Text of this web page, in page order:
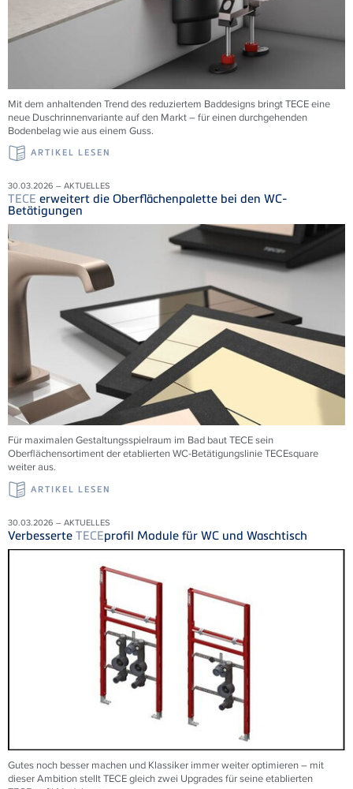
Mit dem anhaltenden Trend des reduziertem Baddesigns bringt TECE eine
neue Duschrinnenvariante auf den Markt – für einen durchgehenden
Bodenbelag wie aus einem Guss.
ARTIKEL LESEN
30.03.2026 – AKTUELLES
TECE erweitert die Oberflächenpalette bei den WC-
Betätigungen
Für maximalen Gestaltungsspielraum im Bad baut TECE sein
Oberflächensortiment der etablierten WC-Betätigungslinie TECEsquare
weiter aus.
ARTIKEL LESEN
30.03.2026 – AKTUELLES
Verbesserte TECEprofil Module für WC und Waschtisch
Gutes noch besser machen und Klassiker immer weiter optimieren – mit
dieser Ambition stellt TECE gleich zwei Upgrades für seine etablierten